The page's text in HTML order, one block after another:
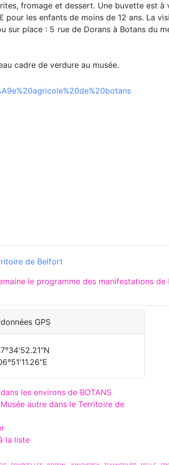
fromage et dessert. Une buvette est
les enfants de moins de 12 ans. La
place : 5 rue de Dorans à Botans du
cadre de verdure au musée.
de Belfort
le programme des manifestations de
GPS
les environs de BOTANS
autre dans le Territoire de
la liste